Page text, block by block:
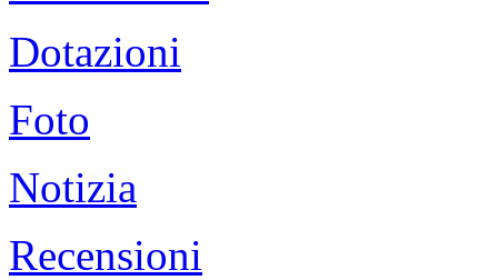
Dotazioni
Foto
Notizia
Recensioni